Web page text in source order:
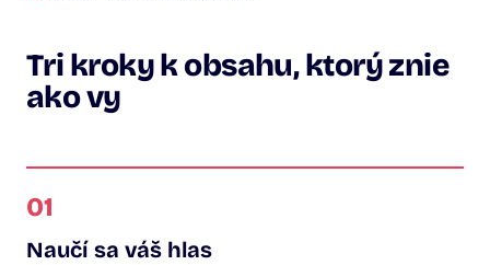
Tri kroky k obsahu, ktorý znie
ako vy
01
Naučí sa váš hlas